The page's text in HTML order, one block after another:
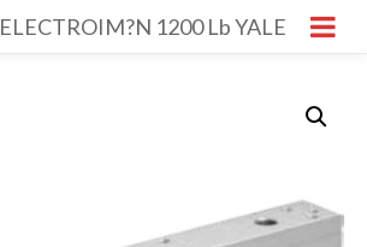
ELECTROIM?N 1200 Lb YALE